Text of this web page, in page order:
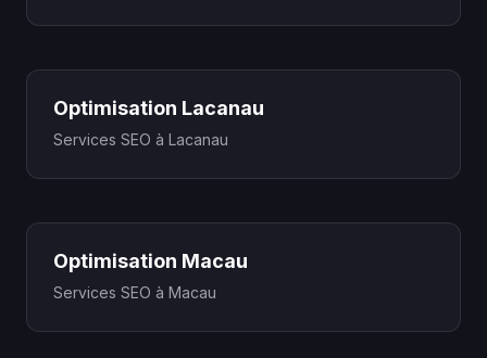
Optimisation Lacanau
Services SEO à Lacanau
Optimisation Macau
Services SEO à Macau